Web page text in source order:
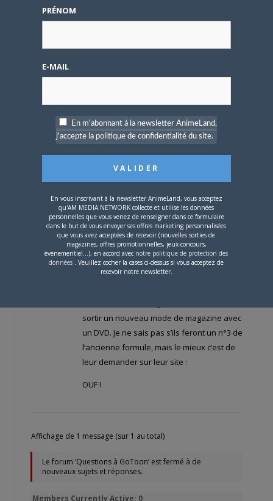
– La série TV de Rayearth sortira début
– Clamp in Wonderland est trop court pour
– La sortie de Gunbuster est pour l’instant
ajournée, les films de Dirty Pair viennent
de sortir chez Dybex et les droits
d’Evangelion sont en train d’être
renouvellés.
– Les vieux manga de Katsumi n’ont pas
trouvé de nouvel acquéreur pour être
sortir un nouveau mode de magazine avec
un DVD. Je ne sais pas s’ils feront un n°3 de
l’ancienne formule, mais le mieux c’est de
leur demander sur leur site :
OUF !
Affichage de 1 message (sur 1 au total)
Le forum ‘Questions à GoToon’ est fermé à de
nouveaux sujets et réponses.
Members Currently Active: 0
PRÉNOM
E-MAIL
En m'abonnant à la newsletter AnimeLand,
j'accepte la politique de confidentialité du site.
En vous inscrivant à la newsletter AnimeLand, vous acceptez
qu'AM MEDIA NETWORK collecte et utilise les données
personnelles que vous venez de renseigner dans ce formulaire
dans le but de vous envoyer ses offres marketing personnalisées
que vous avez acceptées de recevoir (nouvelles sorties de
magazines, offres promotionnelles, jeux-concours,
événementiel...), en accord avec notre politique de protection des
données . Veuillez cocher la cases ci-dessus si vous acceptez de
recevoir notre newsletter.